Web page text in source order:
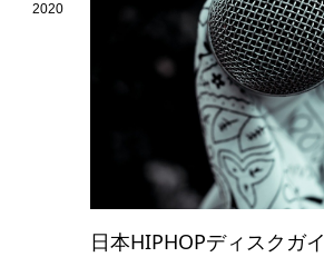
2020
日本HIPHOPディスクガ